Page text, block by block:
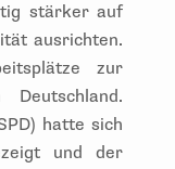
stärker auf
ausrichten.
zur
hatte sich
und der